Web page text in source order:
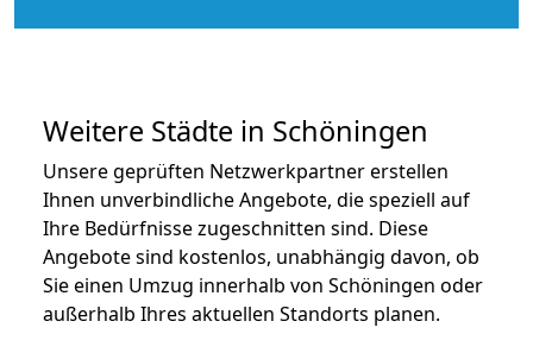
Weitere Städte in Schöningen
Unsere geprüften Netzwerkpartner erstellen
Ihnen unverbindliche Angebote, die speziell auf
Ihre Bedürfnisse zugeschnitten sind. Diese
Angebote sind kostenlos, unabhängig davon, ob
Sie einen Umzug innerhalb von Schöningen oder
außerhalb Ihres aktuellen Standorts planen.